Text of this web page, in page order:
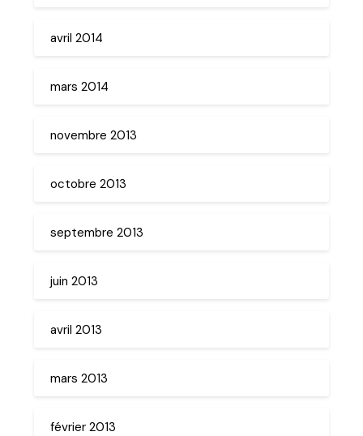
avril 2014
mars 2014
novembre 2013
octobre 2013
septembre 2013
juin 2013
avril 2013
mars 2013
février 2013